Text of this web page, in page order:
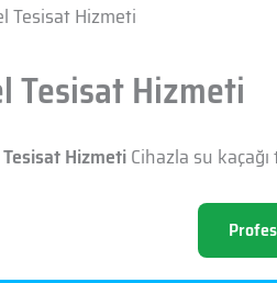
Tesisat Hizmeti
Tesisat Hizmeti
HizmetiCihazla su